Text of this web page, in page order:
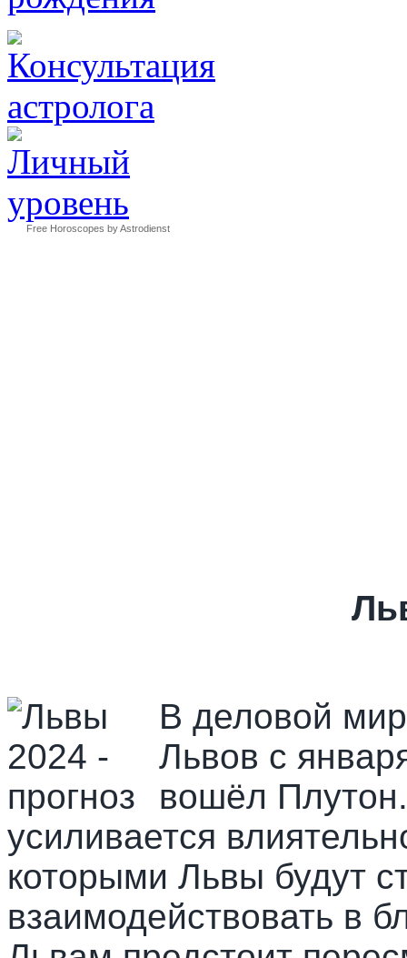
Free Horoscopes by Astrodienst
В деловой
Львов с
вошёл
усиливается
которыми Львы будут
взаимодействовать в